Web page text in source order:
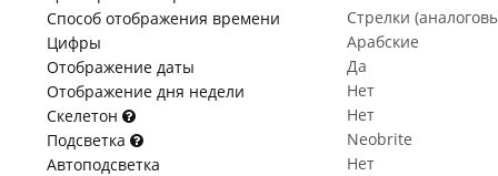
Способ отображения времени
Стрелки
Цифры
Арабские
Отображение даты
Да
Отображение дня недели
Нет
Скелетон
Нет
Подсветка
Neobrite
Автоподсветка
Нет